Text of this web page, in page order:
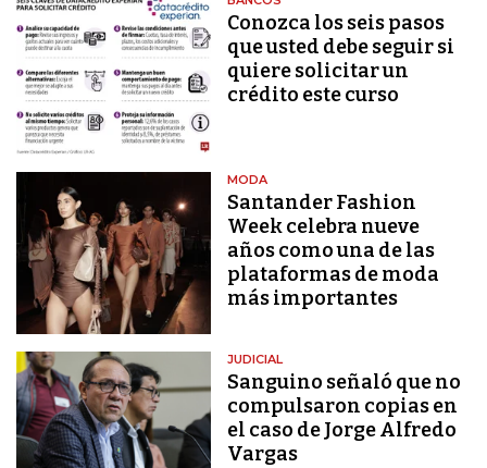
Conozca los seis pasos
que usted debe seguir si
quiere solicitar un
crédito este curso
MODA
Santander Fashion
Week celebra nueve
años como una de las
plataformas de moda
más importantes
JUDICIAL
Sanguino señaló que no
compulsaron copias en
el caso de Jorge Alfredo
Vargas